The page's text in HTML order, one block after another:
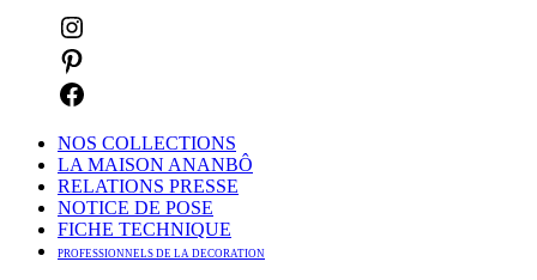
NOS COLLECTIONS
LA MAISON ANANBÔ
RELATIONS PRESSE
NOTICE DE POSE
FICHE TECHNIQUE
PROFESSIONNELS DE LA DECORATION